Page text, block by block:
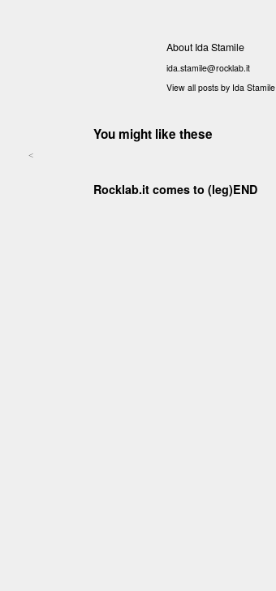
Post navigation
<
About Ida Stamile
ida.stamile@rocklab.it
View all posts by Ida Stamile
You might like these
Rocklab.it comes to (leg)END